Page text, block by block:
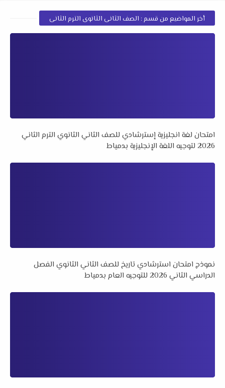
أخر المواضيع من قسم : الصف الثانى الثانوى الترم الثانى
امتحان لغة انجليزية إسترشادي للصف الثاني الثانوي الترم الثاني
2026 لتوجيه اللغة الإنجليزية بدمياط
نموذج امتحان استرشادي تاريخ للصف الثاني الثانوي الفصل
الدراسي الثاني 2026 للتوجيه العام بدمياط